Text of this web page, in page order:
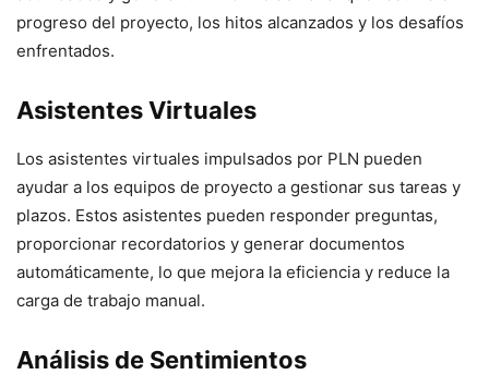
progreso del proyecto, los hitos alcanzados y los desafíos
enfrentados.
Asistentes Virtuales
Los asistentes virtuales impulsados por PLN pueden
ayudar a los equipos de proyecto a gestionar sus tareas y
plazos. Estos asistentes pueden responder preguntas,
proporcionar recordatorios y generar documentos
automáticamente, lo que mejora la eficiencia y reduce la
carga de trabajo manual.
Análisis de Sentimientos